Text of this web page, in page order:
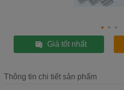
Giá tốt nhất
Thông tin chi tiết sản phẩm